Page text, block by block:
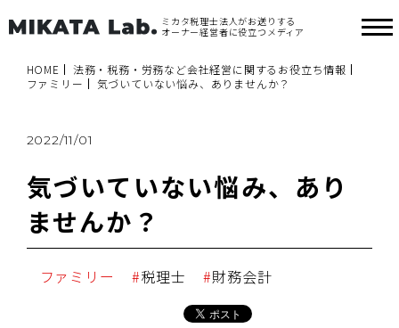
ミカタ税理士法人がお送りする
オーナー経営者に役立つメディア
HOME
法務・税務・労務など会社経営に関するお役立ち情報
ファミリー
気づいていない悩み、ありませんか？
2022/11/01
気づいていない悩み、あり
ませんか？
ファミリー 税理士 財務会計